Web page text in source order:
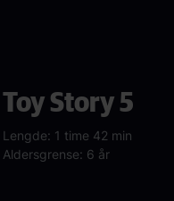
Toy Story 5
Lengde: 1 time 42 min
Aldersgrense: 6 år